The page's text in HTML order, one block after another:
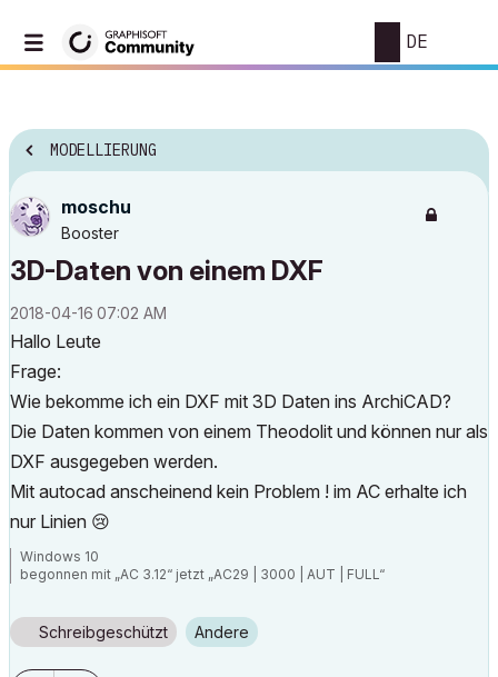
DE
MODELLIERUNG
moschu
Booster
3D-Daten von einem DXF
‎2018-04-16 07:02 AM
Hallo Leute
Frage:
Wie bekomme ich ein DXF mit 3D Daten ins ArchiCAD?
Die Daten kommen von einem Theodolit und können nur als
DXF ausgegeben werden.
Mit autocad anscheinend kein Problem ! im AC erhalte ich
nur Linien 😢
Windows 10
begonnen mit „AC 3.12“ jetzt „AC29 | 3000 | AUT | FULL“
Schreibgeschützt Andere